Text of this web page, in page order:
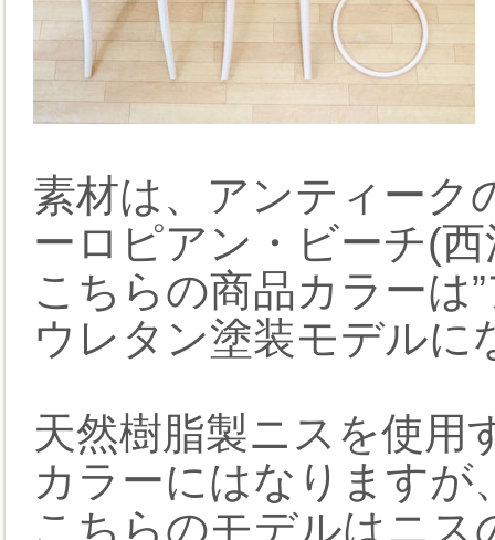
素材は、アンティーク
ーロピアン・ビーチ(
こちらの商品カラーは
ウレタン塗装モデルに
天然樹脂製ニスを使用
カラーにはなりますが
こちらのモデルはニ